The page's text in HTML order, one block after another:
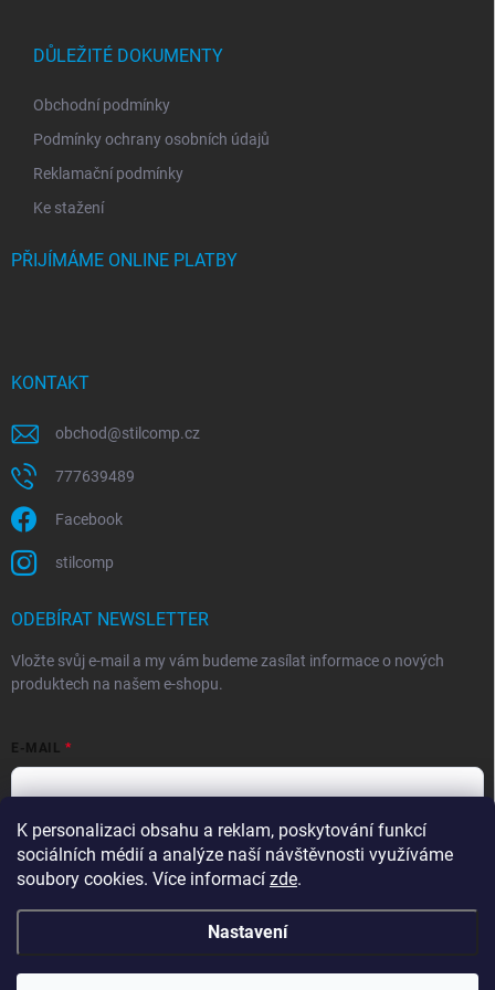
K personalizaci obsahu a reklam, poskytování funkcí
sociálních médií a analýze naší návštěvnosti využíváme
soubory cookies. Více informací zde.
Nastavení
DŮLEŽITÉ DOKUMENTY
Obchodní podmínky
Podmínky ochrany osobních údajů
Reklamační podmínky
Ke stažení
PŘIJÍMÁME ONLINE PLATBY
KONTAKT
obchod@stilcomp.cz
777639489
Facebook
stilcomp
ODEBÍRAT NEWSLETTER
Vložte svůj e-mail a my vám budeme zasílat informace o nových
produktech na našem e-shopu.
E-MAIL
Souhlasím spodmínkami ochrany osobních údajů
Přihlásit se
Copyright 2026StilComp.cz. Všechna práva vyhrazena.Upravit nastavení